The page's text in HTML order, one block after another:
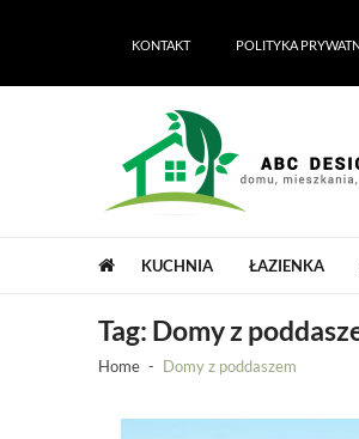
KONTAKT POLITYKA
KUCHNIA ŁAZIENKA
Tag: Domy z
Home Domy z poddaszem